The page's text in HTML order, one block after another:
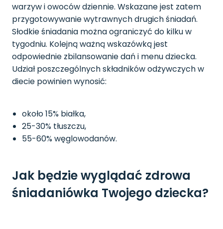
warzyw i owoców dziennie. Wskazane jest zatem
przygotowywanie wytrawnych drugich śniadań.
Słodkie śniadania można ograniczyć do kilku w
tygodniu. Kolejną ważną wskazówką jest
odpowiednie zbilansowanie dań i menu dziecka.
Udział poszczególnych składników odżywczych w
diecie powinien wynosić:
około 15% białka,
25-30% tłuszczu,
55-60% węglowodanów.
Jak będzie wyglądać zdrowa
śniadaniówka Twojego dziecka?